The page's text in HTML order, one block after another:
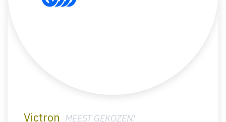
Victron MEEST GEKOZEN!